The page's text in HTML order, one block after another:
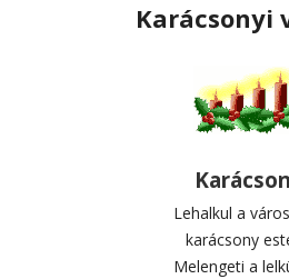
Karácsonyi
Lehalkul a
karácsony
Melengeti a